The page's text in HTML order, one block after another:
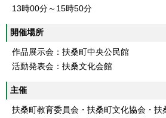
13時00分～15時50分
開催場所
作品展示会：扶桑町中央公民館
活動発表会：扶桑文化会館
主催
扶桑町教育委員会・扶桑町文化協会・扶